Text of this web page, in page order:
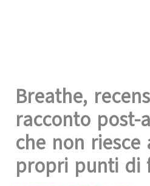
Breathe,
racconto post-
che non
propri punti di